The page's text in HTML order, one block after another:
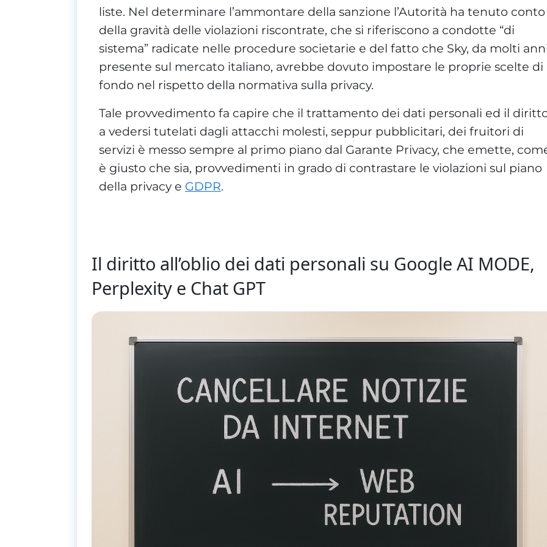
liste. Nel determinare l’ammontare della sanzione l’Autorità ha tenuto conto
della gravità delle violazioni riscontrate, che si riferiscono a condotte “di
sistema” radicate nelle procedure societarie e del fatto che Sky, da molti
presente sul mercato italiano, avrebbe dovuto impostare le proprie scelte di
fondo nel rispetto della normativa sulla privacy.
Tale provvedimento fa capire che il trattamento dei dati personali ed il
a vedersi tutelati dagli attacchi molesti, seppur pubblicitari, dei fruitori di
servizi è messo sempre al primo piano dal Garante Privacy, che emette,
è giusto che sia, provvedimenti in grado di contrastare le violazioni sul piano
della privacy e GDPR.
Il diritto all’oblio dei dati personali su Google AI MODE,
Perplexity e Chat GPT